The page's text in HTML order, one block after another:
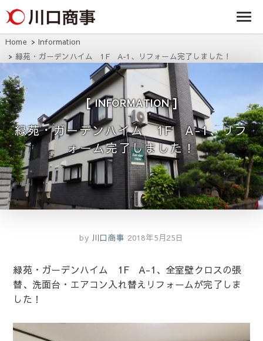
事株式
会社
アパート・マンシ
ョン・マンショ
ン・店舗・事務所
社
Home
Information
緑苑・ガーデンハイム 1F A-1、リフォーム完了しました！
INFORMATION
緑苑・ガーデンハイム 1F A-1、リフ
ォーム完了しました！
by 川口商事 2018年5月25日
緑苑・ガーデンハイム 1F A-1、全室壁クロスの張
替、洗面台・エアコン入れ替えリフォームが完了しま
した！